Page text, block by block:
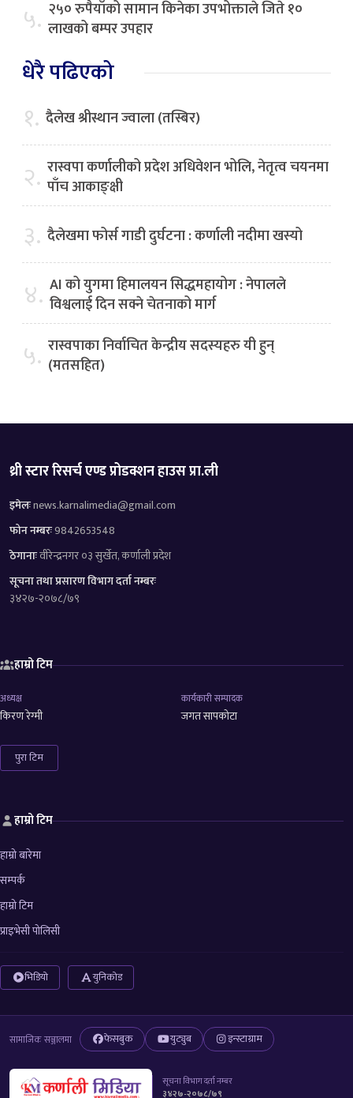
५. २५० रुपैयाँको सामान किनेका उपभोक्ताले जिते १०
लाखको बम्पर उपहार
धेरै पढिएको
१. दैलेख श्रीस्थान ज्वाला (तस्बिर)
२. रास्वपा कर्णालीको प्रदेश अधिवेशन भोलि, नेतृत्व चयनमा
पाँच आकाङ्क्षी
३. दैलेखमा फोर्स गाडी दुर्घटना : कर्णाली नदीमा खस्यो
४. AI को युगमा हिमालयन सिद्धमहायोग : नेपालले
विश्वलाई दिन सक्ने चेतनाको मार्ग
५. रास्वपाका निर्वाचित केन्द्रीय सदस्यहरु यी हुन्
(मतसहित)
थ्री स्टार रिसर्च एण्ड प्रोडक्शन हाउस प्रा.ली
इमेलःnews.karnalimedia@gmail.com
फोन नम्बरः9842653548
ठेगानाःवीरेन्द्रनगर ०३ सुर्खेत, कर्णाली प्रदेश
सूचना तथा प्रसारण विभाग दर्ता नम्बरः
३४२७-२०७८/७९
हाम्रो टिम
अध्यक्ष
किरण रेग्मी
कार्यकारी सम्पादक
जगत सापकोटा
पुरा टिम
हाम्रो टिम
हाम्रो बारेमा
सम्पर्क
हाम्रो टिम
प्राइभेसी पोलिसी
भिडियो युनिकोड
सामाजिक सञ्जालमा फेसबुक युट्युब इन्स्टाग्राम
सूचना विभाग दर्ता नम्बर
३४२७-२०७८/७९